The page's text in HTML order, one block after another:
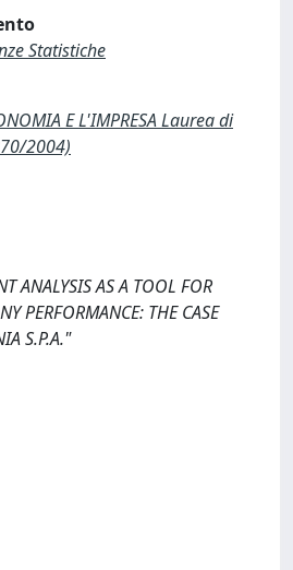
Statistiche
E L'IMPRESA Laurea di
2004)
ANALYSIS AS A TOOL FOR
PERFORMANCE: THE CASE
S.P.A."